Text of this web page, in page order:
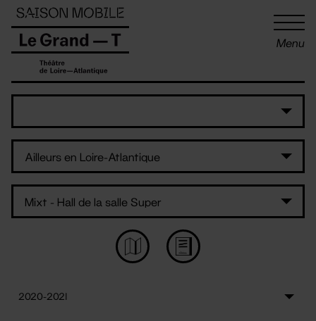
Menu
Panneau de gestion des cookies